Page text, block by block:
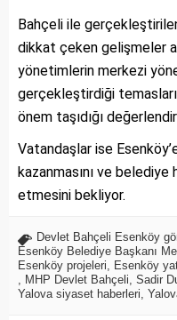
Bahçeli ile
dikkat çeken gelişmeler
yönetimlerin merkezi
gerçekleştirdiği
önem taşıdığı
Vatandaşlar ise
kazanmasını ve
etmesini bekliyor.
Devlet Bahçeli Esenköy
Esenköy Belediye Başkanı
Esenköy projeleri
Esenköy
MHP Devlet Bahçeli Sadir
Yalova siyaset haberleri